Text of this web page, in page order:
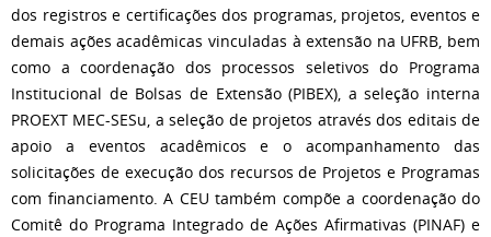
dos registros e certificações dos programas, projetos, eventos e
demais ações acadêmicas vinculadas à extensão na UFRB, bem
como a coordenação dos processos seletivos do Programa
Institucional de Bolsas de Extensão (PIBEX), a seleção interna
PROEXT MEC-SESu, a seleção de projetos através dos editais de
apoio a eventos acadêmicos e o acompanhamento das
solicitações de execução dos recursos de Projetos e Programas
com financiamento. A CEU também compõe a coordenação do
Comitê do Programa Integrado de Ações Afirmativas (PINAF) e